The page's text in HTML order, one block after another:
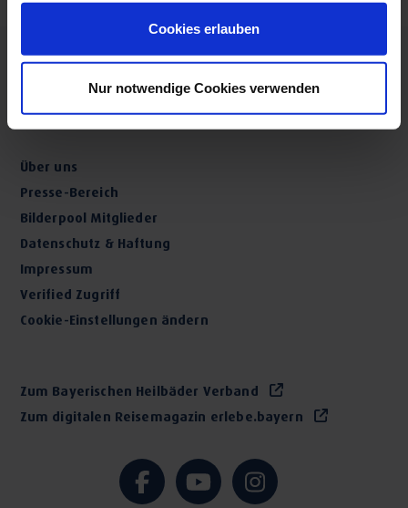
Cookies erlauben
Nur notwendige Cookies verwenden
Über uns
Presse-Bereich
Bilderpool Mitglieder
Datenschutz & Haftung
Impressum
Verified Zugriff
Cookie-Einstellungen ändern
Zum Bayerischen Heilbäder Verband
Zum digitalen Reisemagazin erlebe.bayern